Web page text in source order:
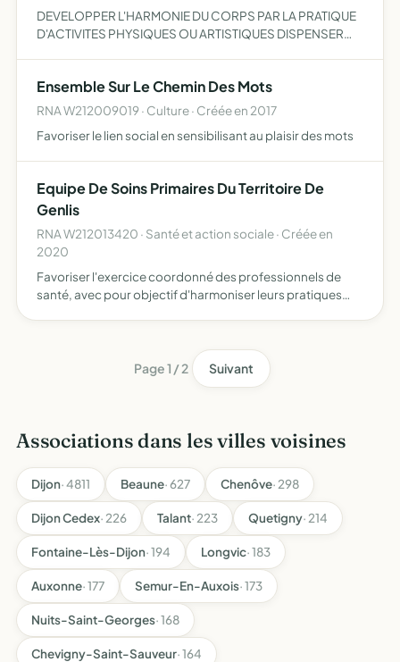
DEVELOPPER L'HARMONIE DU CORPS PAR LA PRATIQUE
D'ACTIVITES PHYSIQUES OU ARTISTIQUES DISPENSER
L'ASSOCIATION
Ensemble Sur Le Chemin Des Mots
RNA W212009019 · Culture · Créée en 2017
Favoriser le lien social en sensibilisant au plaisir des mots
Equipe De Soins Primaires Du Territoire De
Genlis
RNA W212013420 · Santé et action sociale · Créée en
2020
Favoriser l'exercice coordonné des professionnels de
santé, avec pour objectif d'harmoniser leurs pratiques
Page 1 / 2 Suivant
Associations dans les villes voisines
Dijon· 4811 Beaune· 627 Chenôve· 298
Dijon Cedex· 226 Talant· 223 Quetigny· 214
Fontaine-Lès-Dijon· 194 Longvic· 183
Auxonne· 177 Semur-En-Auxois· 173
Nuits-Saint-Georges· 168
Chevigny-Saint-Sauveur· 164